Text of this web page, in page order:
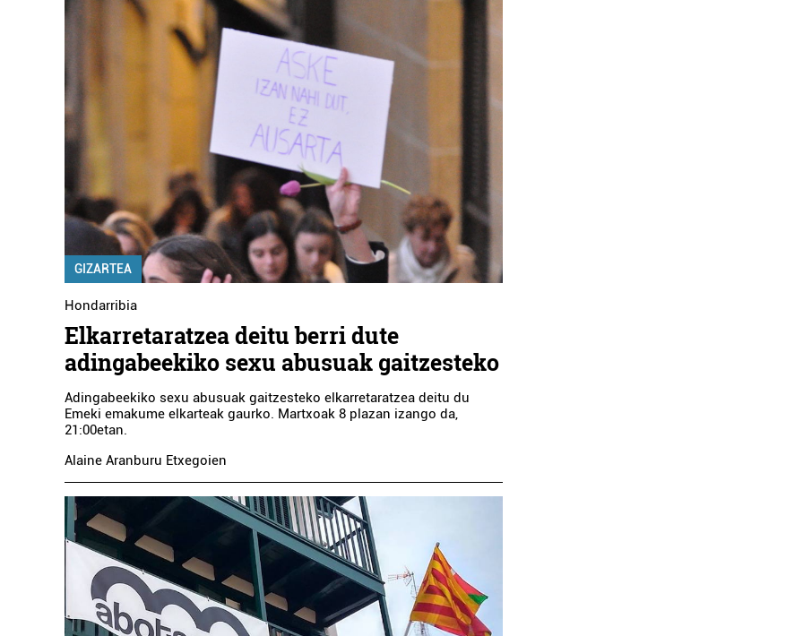
GIZARTEA
Hondarribia
Elkarretaratzea deitu berri dute
adingabeekiko sexu abusuak gaitzesteko
Adingabeekiko sexu abusuak gaitzesteko elkarretaratzea deitu du
Emeki emakume elkarteak gaurko. Martxoak 8 plazan izango da,
21:00etan.
Alaine Aranburu Etxegoien